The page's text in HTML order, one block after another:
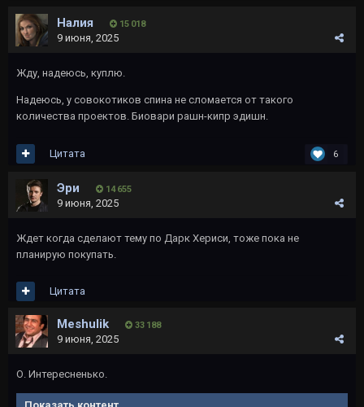
Налия 15 018
9 июня, 2025
Жду, надеюсь, куплю.
Надеюсь, у совокотиков спина не сломается от такого
количества проектов. Биовари рашн-кипр эдишн.
6
Цитата
Эри 14 655
9 июня, 2025
Ждет когда сделают тему по Дарк Хериси, тоже пока не
планирую покупать.
Цитата
Meshulik 33 188
9 июня, 2025
О. Интересненько.